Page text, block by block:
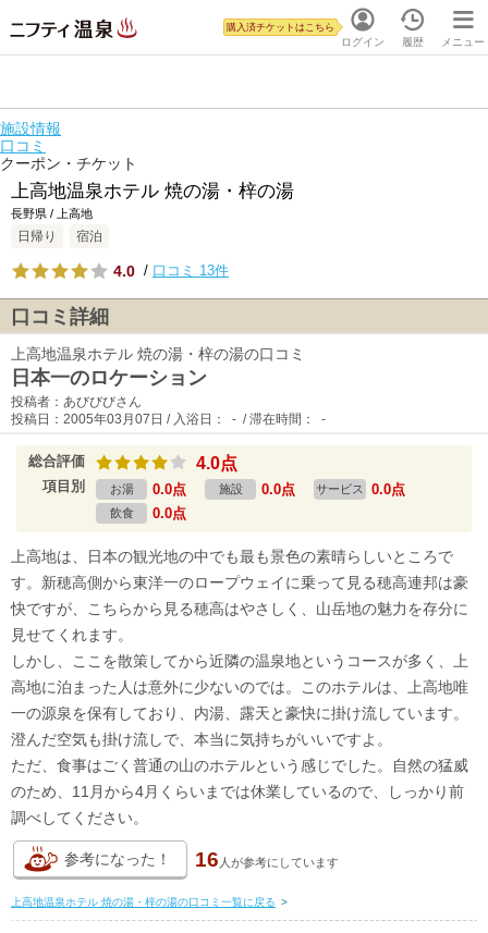
ログイン
購入済チケットはこちら
履歴 メニュー
施設情報
口コミ
クーポン・チケット
上高地温泉ホテル 焼の湯・梓の湯
長野県 / 上高地
日帰り 宿泊
4.0 / 口コミ 13件
口コミ詳細
上高地温泉ホテル 焼の湯・梓の湯の口コミ
日本一のロケーション
投稿者：あびびびさん
投稿日：2005年03月07日 / 入浴日： - / 滞在時間： -
総合評価 4.0点
項目別 お湯 0.0点 施設 0.0点 サービス 0.0点
飲食 0.0点
上高地は、日本の観光地の中でも最も景色の素晴らしいところで
す。新穂高側から東洋一のロープウェイに乗って見る穂高連邦は豪
快ですが、こちらから見る穂高はやさしく、山岳地の魅力を存分に
見せてくれます。
しかし、ここを散策してから近隣の温泉地というコースが多く、上
高地に泊まった人は意外に少ないのでは。このホテルは、上高地唯
一の源泉を保有しており、内湯、露天と豪快に掛け流しています。
澄んだ空気も掛け流しで、本当に気持ちがいいですよ。
ただ、食事はごく普通の山のホテルという感じでした。自然の猛威
のため、11月から4月くらいまでは休業しているので、しっかり前
調べしてください。
参考になった！ 16 人が参考にしています
上高地温泉ホテル 焼の湯・梓の湯の口コミ一覧に戻る >